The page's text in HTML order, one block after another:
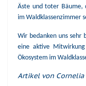
Äste und toter Bäume,
im Waldklassenzimmer
Wir bedanken uns sehr
eine aktive
Ökosystem im
Artikel von